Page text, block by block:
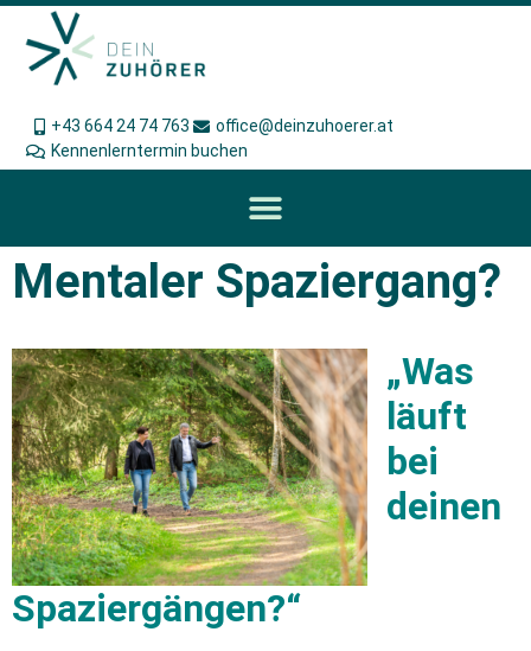
+43 664 24 74 763
office@deinzuhoerer.at
Kennenlerntermin buchen
Mentaler Spaziergang?
„Was
läuft
bei
deinen
Spaziergängen?“